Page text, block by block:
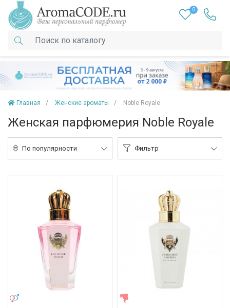
0
Главная Женские ароматы Noble Royale
Женская парфюмерия Noble Royale
По популярности Фильтр